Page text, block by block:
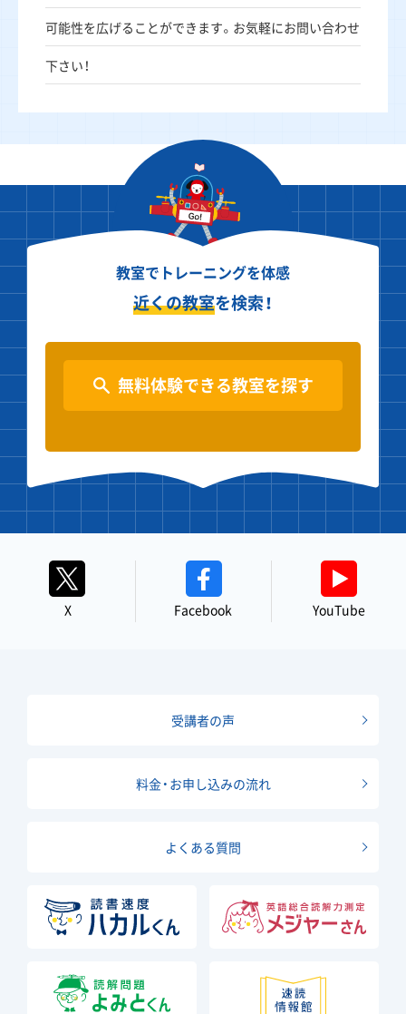
可能性を広げることができます。お気軽にお問い合わせ
下さい！
教室でトレーニングを体感
近くの教室を検索！
無料体験できる教室を探す
X Facebook YouTube
受講者の声
料金・お申し込みの流れ
よくある質問